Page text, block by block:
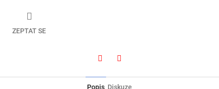
ZEPTAT SE
Popis Diskuze